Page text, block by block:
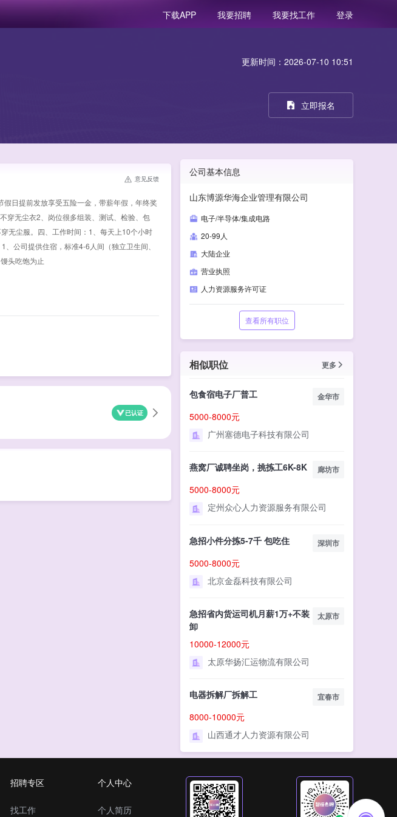
下载APP 我要招聘 我要找工作 登录
意见反馈
日提前发放享受五险一金，带薪年假，年终奖
穿无尘衣2、岗位很多组装、测试、检验、包
无尘服。四、工作时间：1、每天上10个小时
公司提供住宿，标准4-6人间（独立卫生间、
头吃饱为止
已认证
更新时间：2026-07-10 10:51
立即报名
公司基本信息
山东博源华海企业管理有限公司
电子/半导体/集成电路
20-99人
大陆企业
营业执照
人力资源服务许可证
查看所有职位
相似职位 更多
包食宿电子厂普工 金华市
5000-8000元
广州塞德电子科技有限公司
燕窝厂诚聘坐岗，挑拣工6K-8K 廊坊市
5000-8000元
定州众心人力资源服务有限公司
急招小件分拣5-7千 包吃住 深圳市
5000-8000元
北京金磊科技有限公司
急招省内货运司机月薪1万+不装
卸
太原市
10000-12000元
太原华扬汇运物流有限公司
电器拆解厂拆解工 宜春市
8000-10000元
山西通才人力资源有限公司
招聘专区
找工作
个人中心
个人简历